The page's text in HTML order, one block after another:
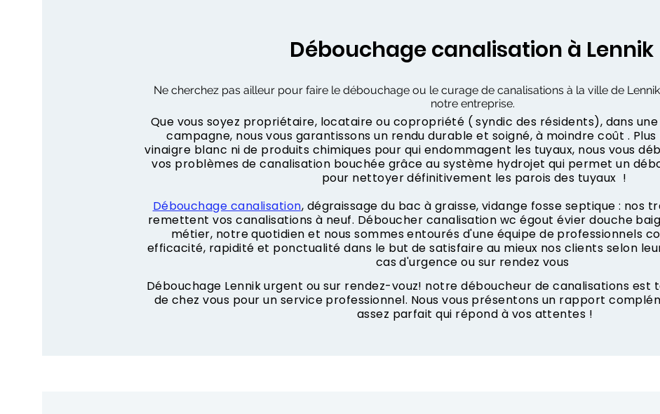
Débouchage canalisation à Lennik
Ne cherchez pas ailleur pour faire le débouchage ou le curage de canalisations à la ville de
notre entreprise.
Que vous soyez propriétaire, locataire ou copropriété ( syndic des résidents), dans
campagne, nous vous garantissons un rendu durable et soigné, à moindre coût .
vinaigre blanc ni de produits chimiques pour qui endommagent les tuyaux, nous vous
vos problèmes de canalisation bouchée grâce au système hydrojet qui permet un
pour nettoyer définitivement les parois des tuyaux !
Débouchage canalisation, dégraissage du bac à graisse, vidange fosse septique : nos
remettent vos canalisations à neuf. Déboucher canalisation wc égout évier douche
métier, notre quotidien et nous sommes entourés d'une équipe de professionnels
efficacité, rapidité et ponctualité dans le but de satisfaire au mieux nos clients selon
cas d'urgence ou sur rendez vous
Débouchage Lennik urgent ou sur rendez-vouz! notre déboucheur de canalisations est
de chez vous pour un service professionnel. Nous vous présentons un rapport
assez parfait qui répond à vos attentes !